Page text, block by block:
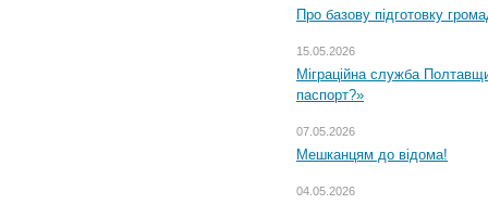
Про базову підготовку
15.05.2026
Міграційна служба
паспорт?»
07.05.2026
Мешканцям до відома!
04.05.2026